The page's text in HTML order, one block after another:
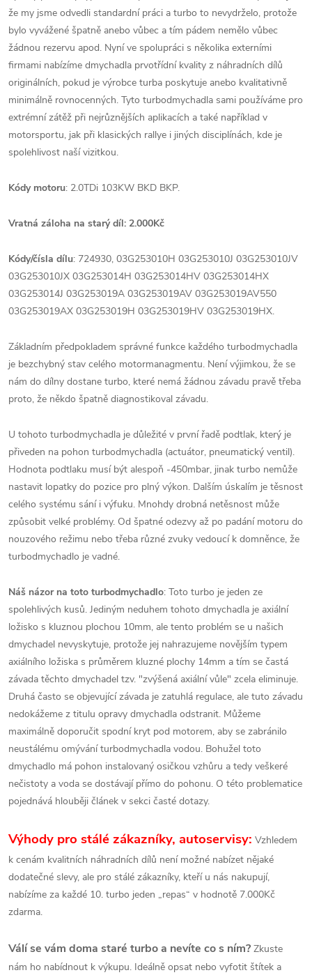
že my jsme odvedli standardní práci a turbo to nevydrželo, protože
bylo vyvážené špatně anebo vůbec a tím pádem nemělo vůbec
žádnou rezervu apod. Nyní ve spolupráci s několika externími
firmami nabízíme dmychadla prvotřídní kvality z náhradních dílů
originálních, pokud je výrobce turba poskytuje anebo kvalitativně
minimálně rovnocenných. Tyto turbodmychadla sami používáme pro
extrémní zátěž při nejrůznějších aplikacích a také například v
motorsportu, jak při klasických rallye i jiných disciplínách, kde je
spolehlivost naší vizitkou.
Kódy motoru: 2.0TDi 103KW BKD BKP.
Vratná záloha na starý díl: 2.000Kč
Kódy/čísla dílu: 724930, 03G253010H 03G253010J 03G253010JV
03G253010JX 03G253014H 03G253014HV 03G253014HX
03G253014J 03G253019A 03G253019AV 03G253019AV550
03G253019AX 03G253019H 03G253019HV 03G253019HX.
Základním předpokladem správné funkce každého turbodmychadla
je bezchybný stav celého motormanagmentu. Není výjimkou, že se
nám do dílny dostane turbo, které nemá žádnou závadu pravě třeba
proto, že někdo špatně diagnostikoval závadu.
U tohoto turbodmychadla je důležité v první řadě podtlak, který je
přiveden na pohon turbodmychadla (actuátor, pneumatický ventil).
Hodnota podtlaku musí být alespoň -450mbar, jinak turbo nemůže
nastavit lopatky do pozice pro plný výkon. Dalším úskalím je těsnost
celého systému sání i výfuku. Mnohdy drobná netěsnost může
způsobit velké problémy. Od špatné odezvy až po padání motoru do
nouzového režimu nebo třeba různé zvuky vedoucí k domněnce, že
turbodmychadlo je vadné.
Náš názor na toto turbodmychadlo: Toto turbo je jeden ze
spolehlivých kusů. Jediným neduhem tohoto dmychadla je axiální
ložisko s kluznou plochou 10mm, ale tento problém se u našich
dmychadel nevyskytuje, protože jej nahrazujeme novějším typem
axiálního ložiska s průměrem kluzné plochy 14mm a tím se častá
závada těchto dmychadel tzv. "zvýšená axiální vůle" zcela eliminuje.
Druhá často se objevující závada je zatuhlá regulace, ale tuto závadu
nedokážeme z titulu opravy dmychadla odstranit. Můžeme
maximálně doporučit spodní kryt pod motorem, aby se zabránilo
neustálému omývání turbodmychadla vodou. Bohužel toto
dmychadlo má pohon instalovaný osičkou vzhůru a tedy veškeré
nečistoty a voda se dostávají přímo do pohonu. O této problematice
pojednává hlouběji článek v sekci časté dotazy.
Výhody pro stálé zákazníky, autoservisy: Vzhledem
k cenám kvalitních náhradních dílů není možné nabízet nějaké
dodatečné slevy, ale pro stálé zákazníky, kteří u nás nakupují,
nabízíme za každé 10. turbo jeden „repas“ v hodnotě 7.000Kč
zdarma.
Válí se vám doma staré turbo a nevíte co s ním? Zkuste
nám ho nabídnout k výkupu. Ideálně opsat nebo vyfotit štítek a